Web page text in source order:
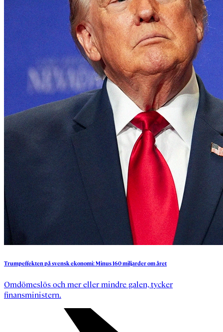
Trumpeffektenpåsvenskekonomi:Minus160miljarderomåret
Omdömeslös och mer eller mindre galen, tycker
finansministern.